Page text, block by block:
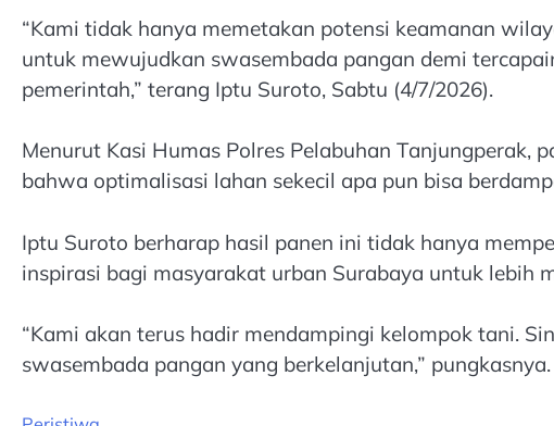
“Kami tidak hanya memetakan potensi keamanan
untuk mewujudkan swasembada pangan demi
pemerintah,” terang Iptu Suroto, Sabtu (4/7/2026).
Menurut Kasi Humas Polres Pelabuhan Tanjungperak,
bahwa optimalisasi lahan sekecil apa pun bisa
Iptu Suroto berharap hasil panen ini tidak hanya
inspirasi bagi masyarakat urban Surabaya untuk lebih
“Kami akan terus hadir mendampingi kelompok tani.
swasembada pangan yang berkelanjutan,” pungkasnya.